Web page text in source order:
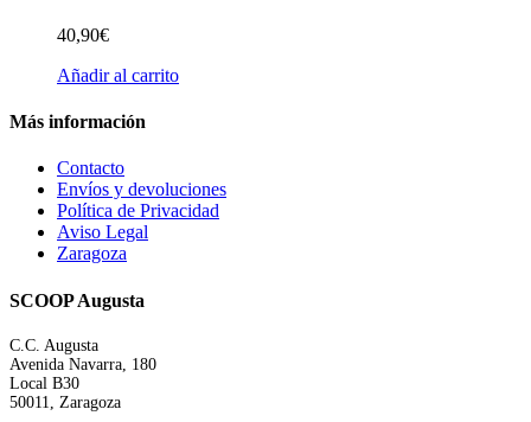
40,90€
Añadir al carrito
Más información
Contacto
Envíos y devoluciones
Política de Privacidad
Aviso Legal
Zaragoza
SCOOP Augusta
C.C. Augusta
Avenida Navarra, 180
Local B30
50011, Zaragoza